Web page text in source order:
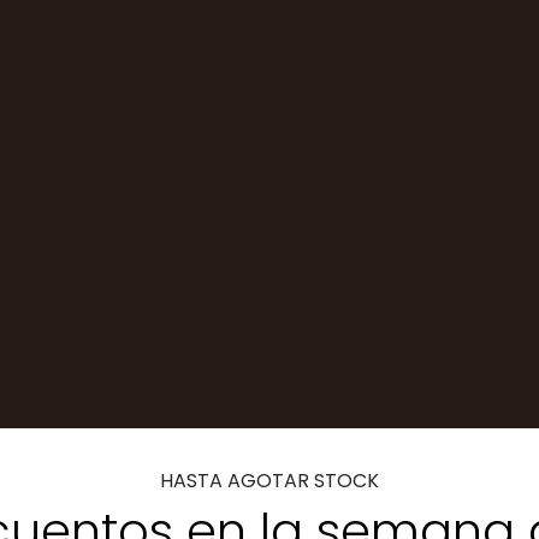
HASTA AGOTAR STOCK